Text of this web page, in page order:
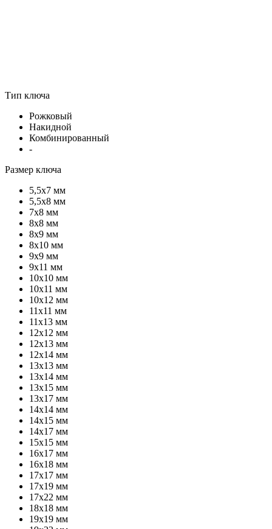
Тип ключа
Рожковый
Накидной
Комбинированный
-
Размер ключа
5,5х7 мм
5,5х8 мм
7х8 мм
8х8 мм
8х9 мм
8х10 мм
9х9 мм
9х11 мм
10х10 мм
10х11 мм
10х12 мм
11х11 мм
11х13 мм
12х12 мм
12х13 мм
12х14 мм
13х13 мм
13х14 мм
13х15 мм
13х17 мм
14х14 мм
14х15 мм
14х17 мм
15х15 мм
16х17 мм
16х18 мм
17х17 мм
17х19 мм
17х22 мм
18х18 мм
19х19 мм